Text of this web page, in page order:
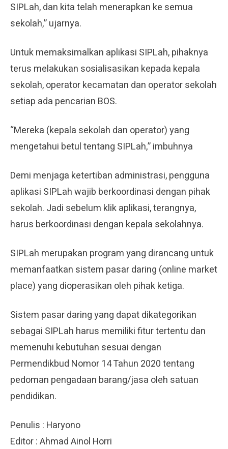
SIPLah, dan kita telah menerapkan ke semua
sekolah,” ujarnya.
Untuk memaksimalkan aplikasi SIPLah, pihaknya
terus melakukan sosialisasikan kepada kepala
sekolah, operator kecamatan dan operator sekolah
setiap ada pencarian BOS.
“Mereka (kepala sekolah dan operator) yang
mengetahui betul tentang SIPLah,” imbuhnya
Demi menjaga ketertiban administrasi, pengguna
aplikasi SIPLah wajib berkoordinasi dengan pihak
sekolah. Jadi sebelum klik aplikasi, terangnya,
harus berkoordinasi dengan kepala sekolahnya.
SIPLah merupakan program yang dirancang untuk
memanfaatkan sistem pasar daring (online market
place) yang dioperasikan oleh pihak ketiga.
Sistem pasar daring yang dapat dikategorikan
sebagai SIPLah harus memiliki fitur tertentu dan
memenuhi kebutuhan sesuai dengan
Permendikbud Nomor 14 Tahun 2020 tentang
pedoman pengadaan barang/jasa oleh satuan
pendidikan.
Penulis : Haryono
Editor : Ahmad Ainol Horri